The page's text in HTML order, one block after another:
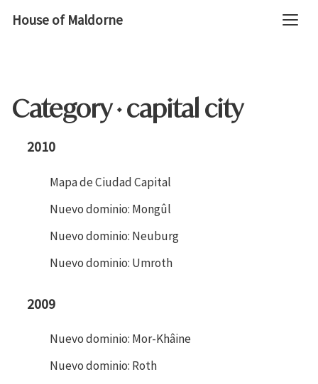
House of Maldorne
Category · capital city
2010
Mapa de Ciudad Capital
Nuevo dominio: Mongûl
Nuevo dominio: Neuburg
Nuevo dominio: Umroth
2009
Nuevo dominio: Mor-Khâine
Nuevo dominio: Roth